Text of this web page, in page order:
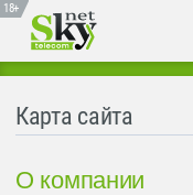
18+
Карта сайта
О компании